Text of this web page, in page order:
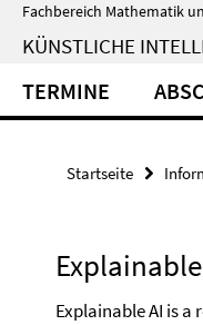
Fachbereich Mathematik
KÜNSTLICHE
TERMINE
Startseite
Explainable AI is